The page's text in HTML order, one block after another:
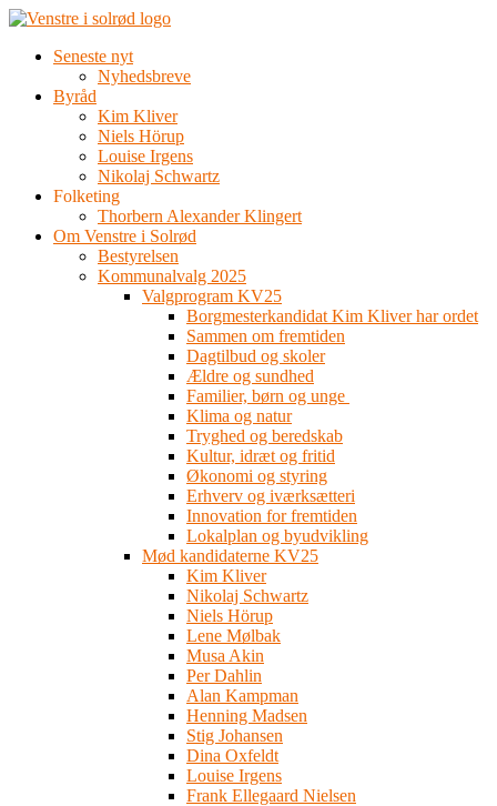
Videre
indholdSeneste nyt
Nyhedsbreve
Byråd
Kim Kliver
Niels Hörup
Louise Irgens
Nikolaj Schwartz
Folketing
Thorbern Alexander Klingert
Om Venstre i Solrød
Bestyrelsen
Kommunalvalg 2025
Valgprogram KV25
Borgmesterkandidat Kim Kliver har ordet
Sammen om fremtiden
Dagtilbud og skoler
Ældre og sundhed
Familier, børn og unge
Klima og natur
Tryghed og beredskab
Kultur, idræt og fritid
Økonomi og styring
Erhverv og iværksætteri
Innovation for fremtiden
Lokalplan og byudvikling
Mød kandidaterne KV25
Kim Kliver
Nikolaj Schwartz
Niels Hörup
Lene Mølbak
Musa Akin
Per Dahlin
Alan Kampman
Henning Madsen
Stig Johansen
Dina Oxfeldt
Louise Irgens
Frank Ellegaard Nielsen